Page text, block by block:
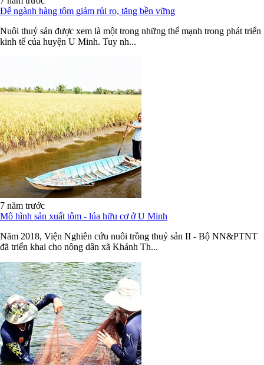
Để ngành hàng tôm giảm rủi ro, tăng bền vững
Nuôi thuỷ sản được xem là một trong những thế mạnh trong phát triển
kinh tế của huyện U Minh. Tuy nh...
7 năm trước
Mô hình sản xuất tôm - lúa hữu cơ ở U Minh
Năm 2018, Viện Nghiên cứu nuôi trồng thuỷ sản II - Bộ NN&PTNT
đã triển khai cho nông dân xã Khánh Th...